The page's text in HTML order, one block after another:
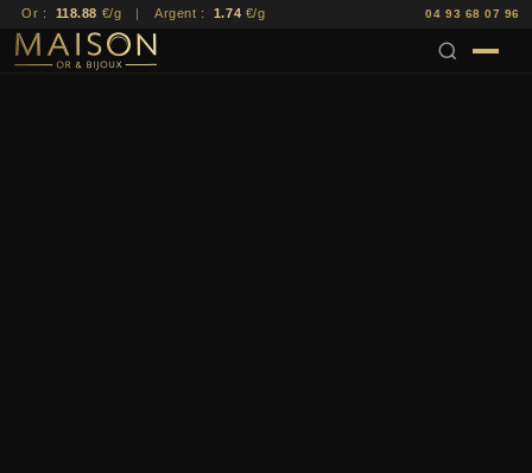
Or : 118.88 €/g | Argent : 1.74 €/g 04 93 68 07 96